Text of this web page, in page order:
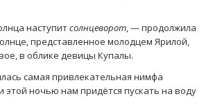
наступитсолнцеворот, — продолжила
представленное молодцем Ярилой,
в облике девицы Купалы.
самая привлекательная нимфа
ночью нам придётся пускать на воду